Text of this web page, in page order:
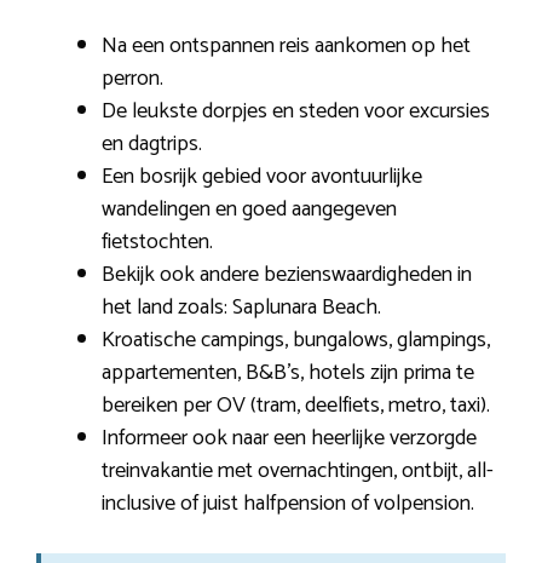
Na een ontspannen reis aankomen op het
perron.
De leukste dorpjes en steden voor excursies
en dagtrips.
Een bosrijk gebied voor avontuurlijke
wandelingen en goed aangegeven
fietstochten.
Bekijk ook andere bezienswaardigheden in
het land zoals: Saplunara Beach.
Kroatische campings, bungalows, glampings,
appartementen, B&B’s, hotels zijn prima te
bereiken per OV (tram, deelfiets, metro, taxi).
Informeer ook naar een heerlijke verzorgde
treinvakantie met overnachtingen, ontbijt, all-
inclusive of juist halfpension of volpension.